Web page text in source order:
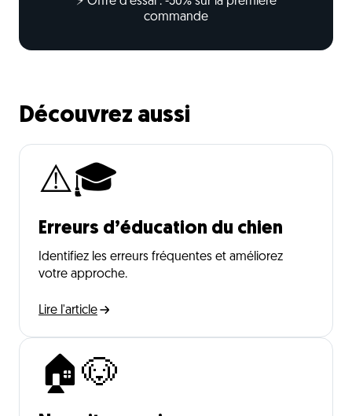
commande
Découvrez aussi
⚠️🎓
Erreurs d’éducation du chien
Identifiez les erreurs fréquentes et améliorez
votre approche.
Lire l'article
🏠🐶